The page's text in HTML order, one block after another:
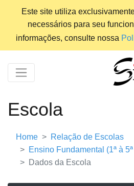
Este site utiliza
necessários para seu
informações, consulte nossa
Escola
Home
Relação de Escolas
Ensino Fundamental (1ª à
Dados da Escola